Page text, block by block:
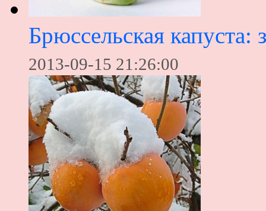
Брюссельская капуста:
2013-09-15 21:26:00